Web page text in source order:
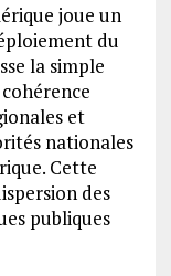
joue un
du
la simple
et
nationales
Cette
des
publiques